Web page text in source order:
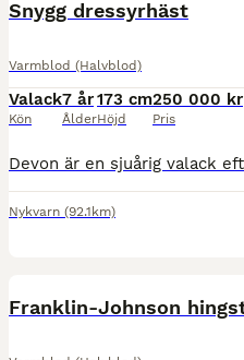
Snygg dressyrhäst
Varmblod (Halvblod)
Valack
Kön
7 år
Ålder
173 cm
Höjd
250 000 kr
Pris
Nykvarn (92.1km)